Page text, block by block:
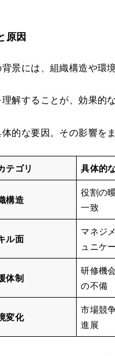
原因
景には、組織構造や環
解することが、効果的
的な要因。その影響を
テゴリ 具体的
構造
役割の
一致
ル面
マネジ
ュニケ
体制
研修機
の不備
変化
市場競
進展